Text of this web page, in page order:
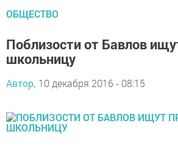
ОБЩЕСТВО
Поблизости от Бавлов
школьницу
Автор, 10 декабря 2016 - 08:15